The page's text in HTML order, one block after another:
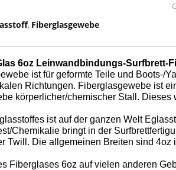
, Fiberglasgewebe
6oz Leinwandbindungs-Surfbrett-
ist für geformte Teile und Boots-/
Richtungen. Fiberglasgewebe ist
körperlicher/chemischer Stall.
ist auf der ganzen Welt
Chemikalie bringt in der
Twill. Die allgemeinen Breiten sind
Fiberglases 6oz auf vielen anderen